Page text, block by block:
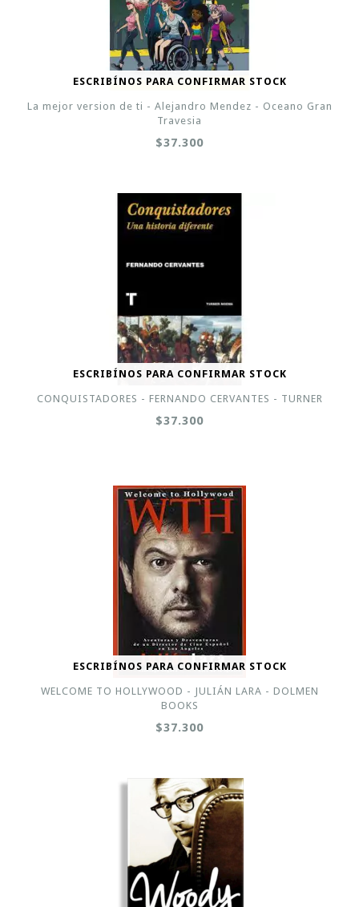
ESCRIBÍNOS PARA CONFIRMAR STOCK
La mejor version de ti - Alejandro Mendez - Oceano Gran
Travesia
$37.300
ESCRIBÍNOS PARA CONFIRMAR STOCK
CONQUISTADORES - FERNANDO CERVANTES - TURNER
$37.300
ESCRIBÍNOS PARA CONFIRMAR STOCK
WELCOME TO HOLLYWOOD - JULIÁN LARA - DOLMEN
BOOKS
$37.300